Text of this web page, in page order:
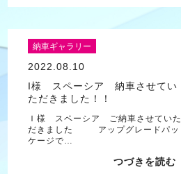
納車ギャラリー
2022.08.10
I様 スペーシア 納車させてい
ただきました！！
Ｉ様 スペーシア ご納車させていた
だきました アップグレードパッ
ケージで…
つづきを読む